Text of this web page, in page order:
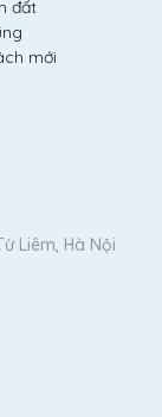
đất
mới
Liêm, Hà Nội